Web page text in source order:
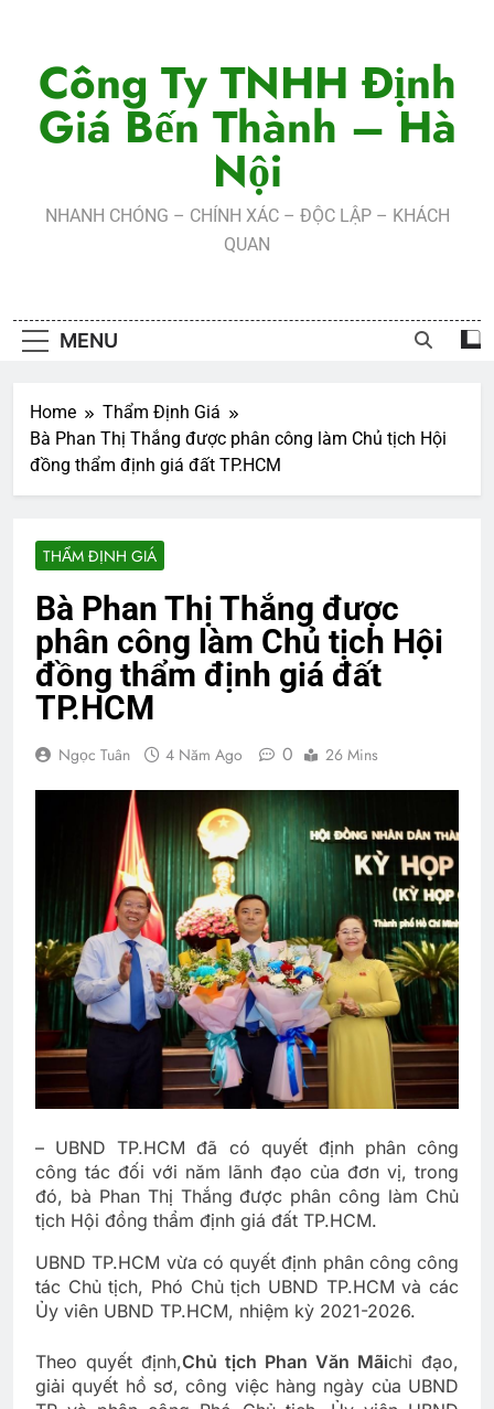
contentCông Ty TNHH Định
Giá Bến Thành – Hà
Nội
NHANH CHÓNG – CHÍNH XÁC – ĐỘC LẬP – KHÁCH
QUAN
MENU
Home
Thẩm Định Giá
Bà Phan Thị Thắng được phân công làm Chủ tịch Hội
đồng thẩm định giá đất TP.HCM
THẨM ĐỊNH GIÁ
Bà Phan Thị Thắng được
phân công làm Chủ tịch Hội
đồng thẩm định giá đất
TP.HCM
Ngọc Tuân 4 Năm Ago 0 26 Mins
– UBND TP.HCM đã có quyết định phân công
công tác đối với năm lãnh đạo của đơn vị, trong
đó, bà Phan Thị Thắng được phân công làm Chủ
tịch Hội đồng thẩm định giá đất TP.HCM.
UBND TP.HCM vừa có quyết định phân công công
tác Chủ tịch, Phó Chủ tịch UBND TP.HCM và các
Ủy viên UBND TP.HCM, nhiệm kỳ 2021-2026.
Theo quyết định,Chủ tịch Phan Văn Mãichỉ đạo,
giải quyết hồ sơ, công việc hàng ngày của UBND